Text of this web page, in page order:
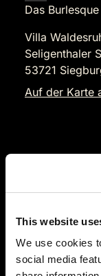
This website
We use cookies
social media
Das
Villa
Seligenthaler
53721
Auf der Karte